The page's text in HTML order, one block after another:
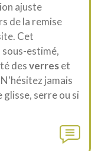
ajuste
de la remise
Cet
estimé,
desverreset
jamais
serre ou si